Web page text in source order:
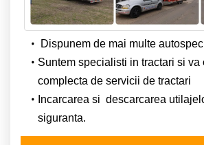
Dispunem de mai multe
Suntem specialisti in tractari si va
complecta de servicii de tractari
Incarcarea si descarcarea
siguranta.